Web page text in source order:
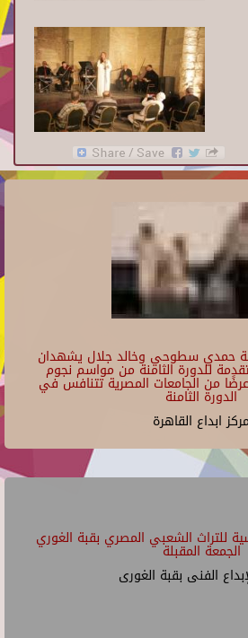
حمدي سطوحي وخالد جلال يشهدان
للدورة الثامنة من مواسم نجوم
المسرح الجامعي 130 عرضًا من الجامعات المصرية تتنافس في
الدورة الثامنة
مركز ابداع القاهرة
للتراث الشعبي المصري بقبة الغوري
الجمعة المقبلة
الفنى بقبة الغورى